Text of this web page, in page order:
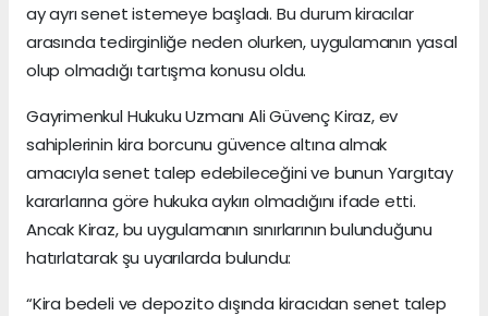
ay ayrı senet istemeye başladı. Bu durum kiracılar
arasında tedirginliğe neden olurken, uygulamanın yasal
olup olmadığı tartışma konusu oldu.
Gayrimenkul Hukuku Uzmanı Ali Güvenç Kiraz, ev
sahiplerinin kira borcunu güvence altına almak
amacıyla senet talep edebileceğini ve bunun Yargıtay
kararlarına göre hukuka aykırı olmadığını ifade etti.
Ancak Kiraz, bu uygulamanın sınırlarının bulunduğunu
hatırlatarak şu uyarılarda bulundu:
“Kira bedeli ve depozito dışında kiracıdan senet talep